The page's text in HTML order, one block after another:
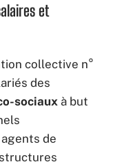
et
collective n°
des
sociaux à but
de